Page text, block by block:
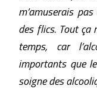
m’amuserais
des flics. Tout ça
temps, car
importants que
soigne des